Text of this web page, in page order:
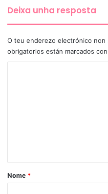
Deixa unha resposta
O teu enderezo electrónico non
obrigatorios están marcados con
rNome *